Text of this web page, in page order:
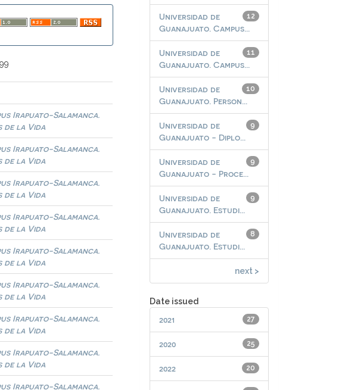
Irapuato-Salamanca.
de la Vida
Irapuato-Salamanca.
de la Vida
Irapuato-Salamanca.
de la Vida
Irapuato-Salamanca.
de la Vida
Irapuato-Salamanca.
de la Vida
Irapuato-Salamanca.
de la Vida
Irapuato-Salamanca.
de la Vida
Irapuato-Salamanca.
de la Vida
Irapuato-Salamanca.
12
Universidad de
Guanajuato. Campus...
11
Universidad de
Guanajuato. Campus...
10
Universidad de
Guanajuato. Person...
9
Universidad de
Guanajuato - Diplo...
9
Universidad de
Guanajuato - Proce...
9
Universidad de
Guanajuato. Estudi...
8
Universidad de
Guanajuato. Estudi...
next >
Date issued
27
2021
25
2020
20
2022